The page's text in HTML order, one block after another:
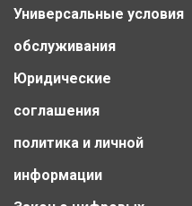
Универсальные условия
обслуживания
Юридические
соглашения
политика и личной
информации